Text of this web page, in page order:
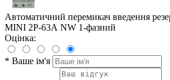
Автоматичний перемикач введення
MINI 2P-63А NW 1-фазний
Оцінка:
* Ваше ім'я